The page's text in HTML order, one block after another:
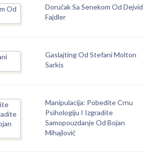
Doručak Sa Senekom Od Dejvid
Fajdler
Gaslajting Od Stefani Molton
Sarkis
Manipulacija: Pobedite Crnu
Psihologiju I Izgradite
Samopouzdanje Od Bojan
Mihajlović